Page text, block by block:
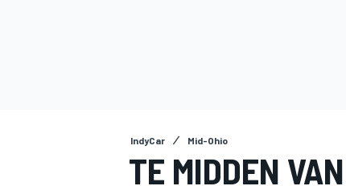
IndyCar Mid-Ohio
TE MIDDEN